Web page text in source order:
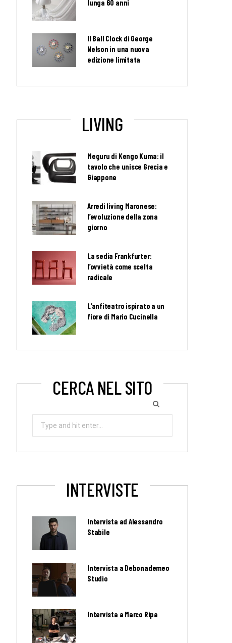
lunga 60 anni
Il Ball Clock di George
Nelson in una nuova
edizione limitata
LIVING
Meguru di Kengo Kuma: il
tavolo che unisce Grecia e
Giappone
Arredi living Maronese:
l’evoluzione della zona
giorno
La sedia Frankfurter:
l’ovvietà come scelta
radicale
L’anfiteatro ispirato a un
fiore di Mario Cucinella
CERCA NEL SITO
Search
INTERVISTE
Intervista ad Alessandro
Stabile
Intervista a Debonademeo
Studio
Intervista a Marco Ripa